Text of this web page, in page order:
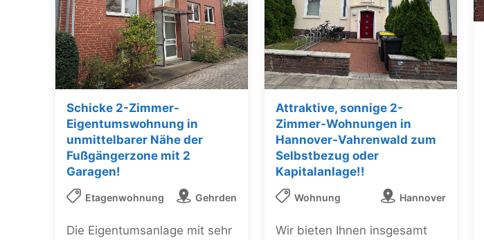
Schicke 2-Zimmer-
Eigentumswohnung in
unmittelbarer Nähe der
Fußgängerzone mit 2
Garagen!
Etagenwohnung Gehrden
Die Eigentumsanlage mit sehr
Attraktive, sonnige 2-
Zimmer-Wohnungen in
Hannover-Vahrenwald zum
Selbstbezug oder
Kapitalanlage!!
Wohnung Hannover
Wir bieten Ihnen insgesamt